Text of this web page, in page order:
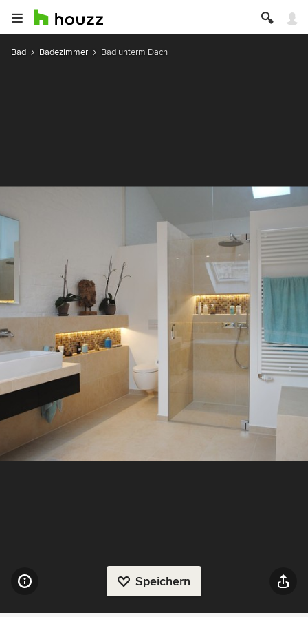
Bad Badezimmer Bad unterm Dach
Speichern